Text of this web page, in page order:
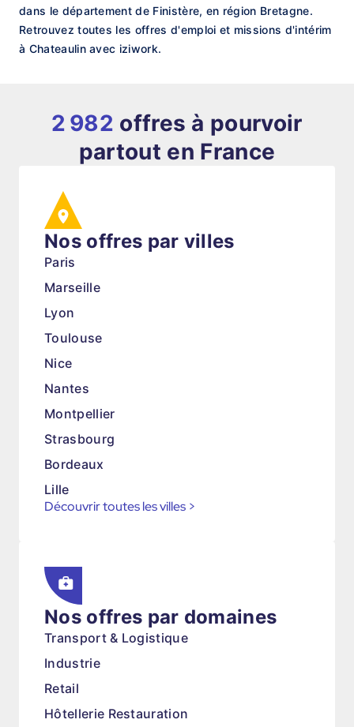
dans le département de Finistère, en région Bretagne.
Retrouvez toutes les offres d'emploi et missions d'intérim
à Chateaulin avec iziwork.
2 982 offres à pourvoir
partout en France
Nos offres par villes
Paris
Marseille
Lyon
Toulouse
Nice
Nantes
Montpellier
Strasbourg
Bordeaux
Lille
Découvrir toutes les villes >
Nos offres par domaines
Transport & Logistique
Industrie
Retail
Hôtellerie Restauration